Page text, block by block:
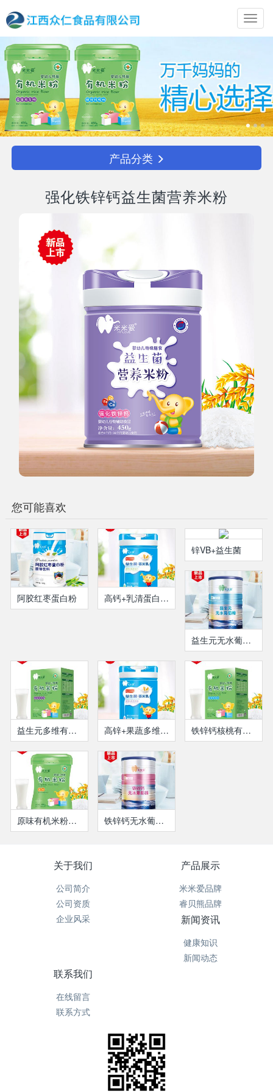
产品分类
强化铁锌钙益生菌营养米粉
您可能喜欢
阿胶红枣蛋白粉 高钙+乳清蛋白益生菌蒸米乳
锌VB+益生菌
益生元无水葡萄糖
益生元多维有机米粉盒装 高锌+果蔬多维益生菌蒸米乳 铁锌钙核桃有机米粉盒装
原味有机米粉听装 铁锌钙无水葡萄糖
关于我们
公司简介
公司资质
企业风采
产品展示
米米爱品牌
睿贝熊品牌
新闻资讯
健康知识
新闻动态
联系我们
在线留言
联系方式